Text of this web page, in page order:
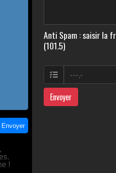
Anti Spam : saisir la
(101.5)
Envoyer